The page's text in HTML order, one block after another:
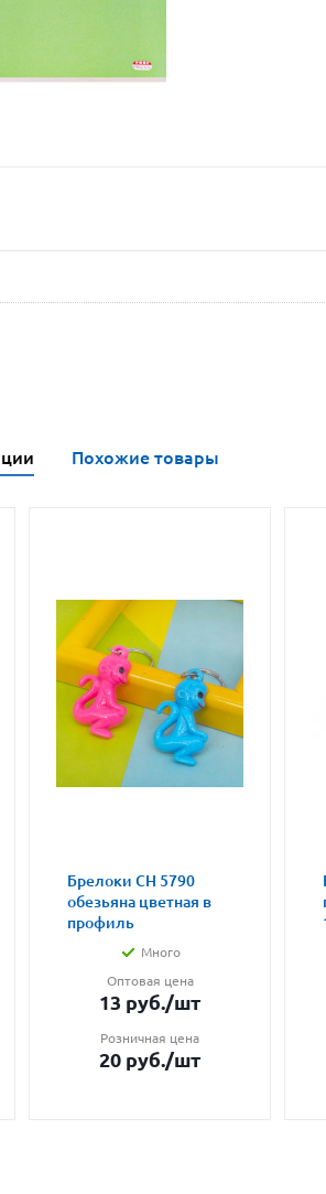
Похожие товары
Брелоки CH 5790
обезьяна цветная в
профиль
Много
Оптовая цена
13 руб./шт
Розничная цена
20 руб./шт